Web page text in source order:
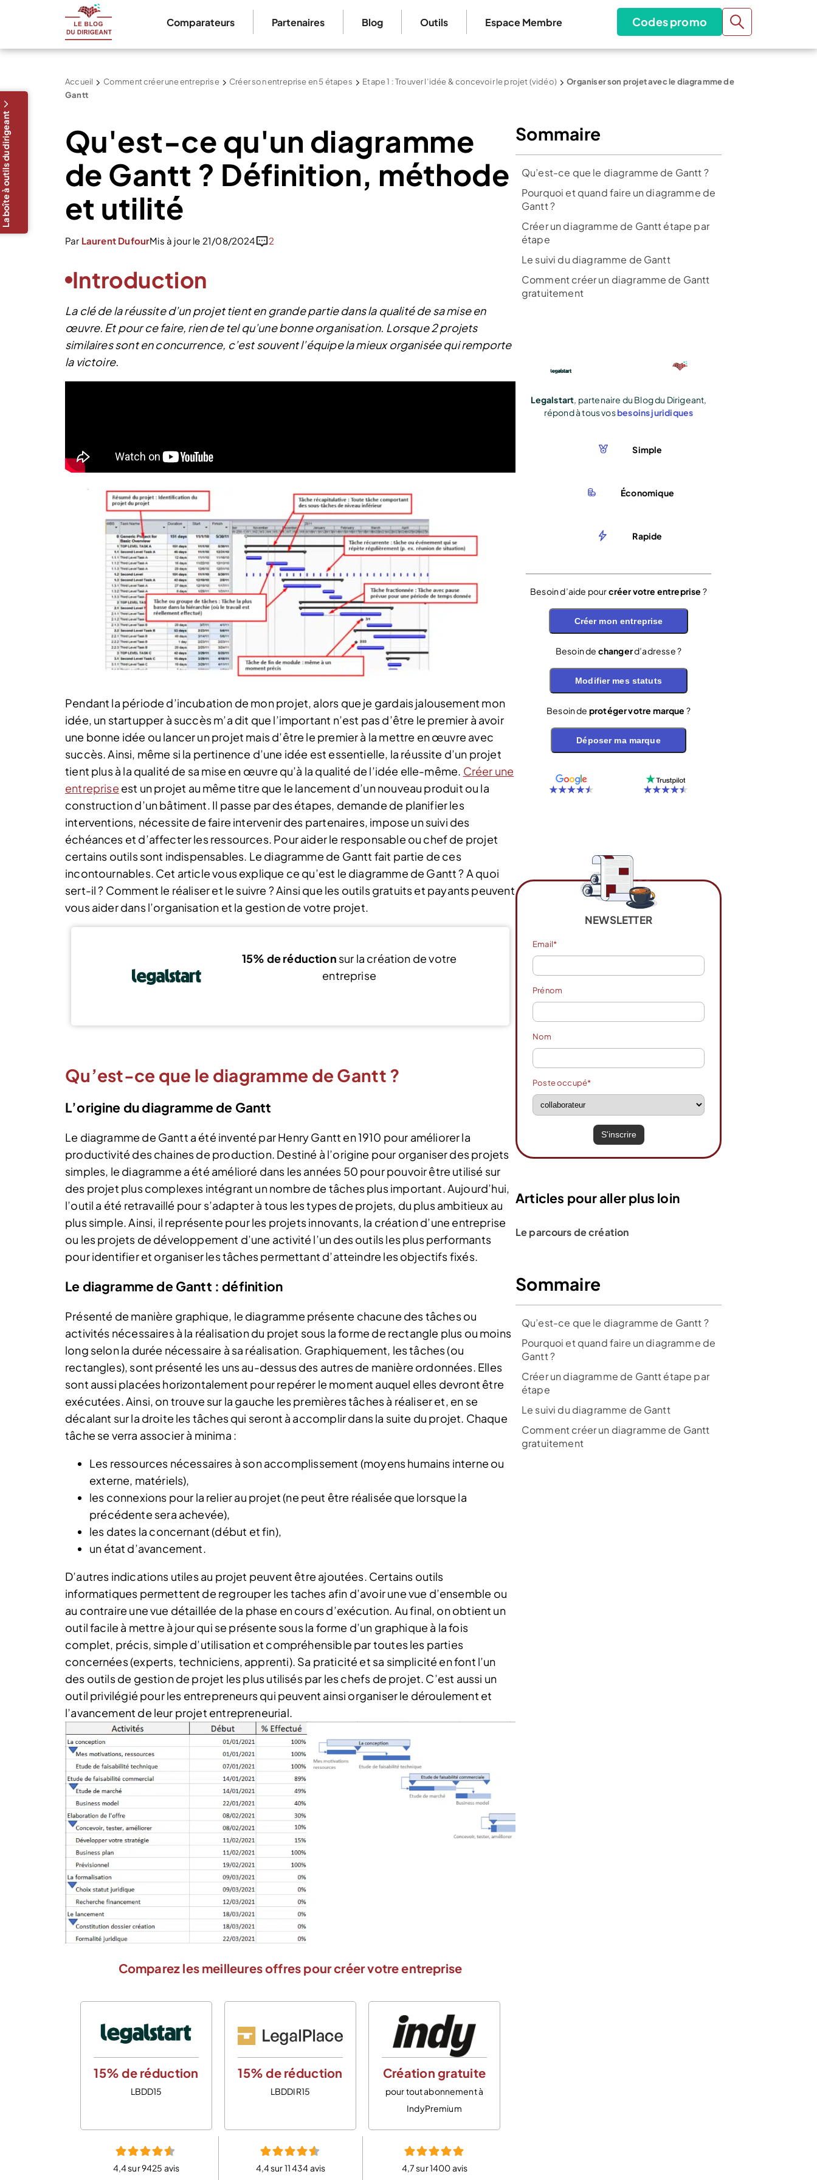
Comparateurs Partenaires Blog Outils Espace Membre Codes promo
Accueil Comment créer une entreprise Créer son entreprise en 5 étapes Etape 1 : Trouver l’idée & concevoir le projet (vidéo)
Organiser son projet avec le diagramme de
Gantt
Qu'est-ce qu'un diagramme
de Gantt ? Définition, méthode
et utilité
Par Laurent DufourMis à jour le 21/08/2024 2
Introduction
La clé de la réussite d’un projet tient en grande partie dans la qualité de sa mise en
œuvre. Et pour ce faire, rien de tel qu’une bonne organisation. Lorsque 2 projets
similaires sont en concurrence, c’est souvent l’équipe la mieux organisée qui remporte
la victoire.
La boîte à outils du dirigeant
Pendant la période d’incubation de mon projet, alors que je gardais jalousement mon
idée, un startupper à succès m’a dit que l’important n’est pas d’être le premier à avoir
une bonne idée ou lancer un projet mais d’être le premier à la mettre en œuvre avec
succès. Ainsi, même si la pertinence d’une idée est essentielle, la réussite d’un projet
tient plus à la qualité de sa mise en œuvre qu’à la qualité de l’idée elle-même. Créer une
entreprise est un projet au même titre que le lancement d’un nouveau produit ou la
construction d’un bâtiment. Il passe par des étapes, demande de planifier les
interventions, nécessite de faire intervenir des partenaires, impose un suivi des
échéances et d’affecter les ressources. Pour aider le responsable ou chef de projet
certains outils sont indispensables. Le diagramme de Gantt fait partie de ces
incontournables. Cet article vous explique ce qu’est le diagramme de Gantt ? A quoi
sert-il ? Comment le réaliser et le suivre ? Ainsi que les outils gratuits et payants peuvent
vous aider dans l’organisation et la gestion de votre projet.
15% de réduction sur la création de votre
entreprise
Qu’est-ce que le diagramme de Gantt ?
L’origine du diagramme de Gantt
Le diagramme de Gantt a été inventé par Henry Gantt en 1910 pour améliorer la
productivité des chaines de production. Destiné à l’origine pour organiser des projets
simples, le diagramme a été amélioré dans les années 50 pour pouvoir être utilisé sur
des projet plus complexes intégrant un nombre de tâches plus important. Aujourd’hui,
l’outil a été retravaillé pour s’adapter à tous les types de projets, du plus ambitieux au
plus simple. Ainsi, il représente pour les projets innovants, la création d’une entreprise
ou les projets de développement d’une activité l’un des outils les plus performants
pour identifier et organiser les tâches permettant d’atteindre les objectifs fixés.
Le diagramme de Gantt : définition
Présenté de manière graphique, le diagramme présente chacune des tâches ou
activités nécessaires à la réalisation du projet sous la forme de rectangle plus ou moins
long selon la durée nécessaire à sa réalisation. Graphiquement, les tâches (ou
rectangles), sont présenté les uns au-dessus des autres de manière ordonnées. Elles
sont aussi placées horizontalement pour repérer le moment auquel elles devront être
exécutées. Ainsi, on trouve sur la gauche les premières tâches à réaliser et, en se
décalant sur la droite les tâches qui seront à accomplir dans la suite du projet. Chaque
tâche se verra associer à minima :
Les ressources nécessaires à son accomplissement (moyens humains interne ou
externe, matériels),
les connexions pour la relier au projet (ne peut être réalisée que lorsque la
précédente sera achevée),
les dates la concernant (début et fin),
un état d’avancement.
D’autres indications utiles au projet peuvent être ajoutées. Certains outils
informatiques permettent de regrouper les taches afin d’avoir une vue d’ensemble ou
au contraire une vue détaillée de la phase en cours d’exécution. Au final, on obtient un
outil facile à mettre à jour qui se présente sous la forme d’un graphique à la fois
complet, précis, simple d’utilisation et compréhensible par toutes les parties
concernées (experts, techniciens, apprenti). Sa praticité et sa simplicité en font l’un
des outils de gestion de projet les plus utilisés par les chefs de projet. C’est aussi un
outil privilégié pour les entrepreneurs qui peuvent ainsi organiser le déroulement et
l’avancement de leur projet entrepreneurial.
Comparez les meilleures offres pour créer votre entreprise
15% de réduction
LBDD15
4,4 sur 9425 avis
15% de réduction
LBDDIR15
4,4 sur 11 434 avis
Création gratuite
pour tout abonnement à
IndyPremium
4,7 sur 1400 avis
Sommaire
Qu’est-ce que le diagramme de Gantt ?
Pourquoi et quand faire un diagramme de
Gantt ?
Créer un diagramme de Gantt étape par
étape
Le suivi du diagramme de Gantt
Comment créer un diagramme de Gantt
gratuitement
Legalstart, partenaire du Blog du Dirigeant,
répond à tous vosbesoins juridiques
Simple
Économique
Rapide
Besoin d’aide pourcréer votre entreprise ?
Créer mon entreprise
Besoin de changerd’adresse ?
Modifier mes statuts
Besoin de protéger votre marque ?
Déposer ma marque
NEWSLETTER
Email*
Prénom
Nom
Poste occupé*
Articles pour aller plus loin
Le parcours de création
Sommaire
Qu’est-ce que le diagramme de Gantt ?
Pourquoi et quand faire un diagramme de
Gantt ?
Créer un diagramme de Gantt étape par
étape
Le suivi du diagramme de Gantt
Comment créer un diagramme de Gantt
gratuitement